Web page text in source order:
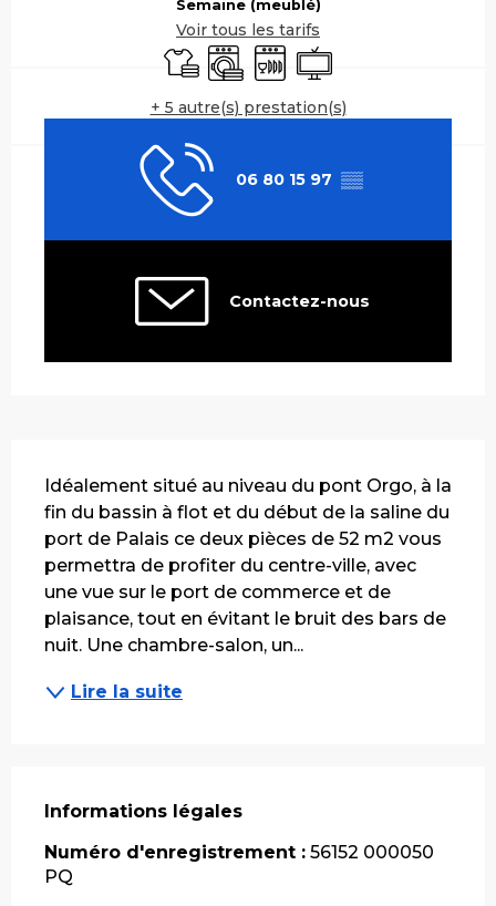
Semaine (meublé)
Voir tous les tarifs
Draps et linge
Lave lingeLave vaisselle
Télévision
+ 5 autre(s) prestation(s)
06 80 15 97 ▒▒
Contactez-nous
Idéalement situé au niveau du pont Orgo, à la
fin du bassin à flot et du début de la saline du
port de Palais ce deux pièces de 52 m2 vous
permettra de profiter du centre-ville, avec
une vue sur le port de commerce et de
plaisance, tout en évitant le bruit des bars de
nuit. Une chambre-salon, un...
Lire la suite
Informations légales
Informations légales
Numéro d'enregistrement : 56152 000050
PQ